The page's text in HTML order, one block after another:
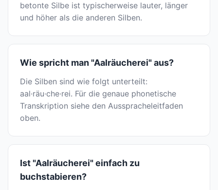
betonte Silbe ist typischerweise lauter, länger
und höher als die anderen Silben.
Wie spricht man "Aalräucherei" aus?
Die Silben sind wie folgt unterteilt:
aal·räu·che·rei. Für die genaue phonetische
Transkription siehe den Ausspracheleitfaden
oben.
Ist "Aalräucherei" einfach zu
buchstabieren?